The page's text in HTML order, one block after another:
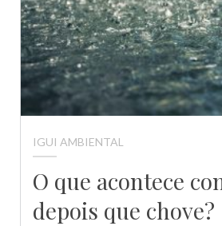
IGUI AMBIENTAL
O que acontece
depois que chove?